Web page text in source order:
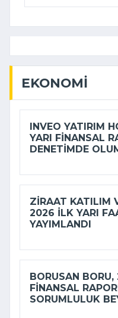
EKONOMI
INVEO YATIRIM
YARI FINANSAL
DENETIMDE
ZIRAAT KATILIM
2026 ILK YARI
YAYIMLANDI
BORUSAN
FINANSAL
SORUMLULUK